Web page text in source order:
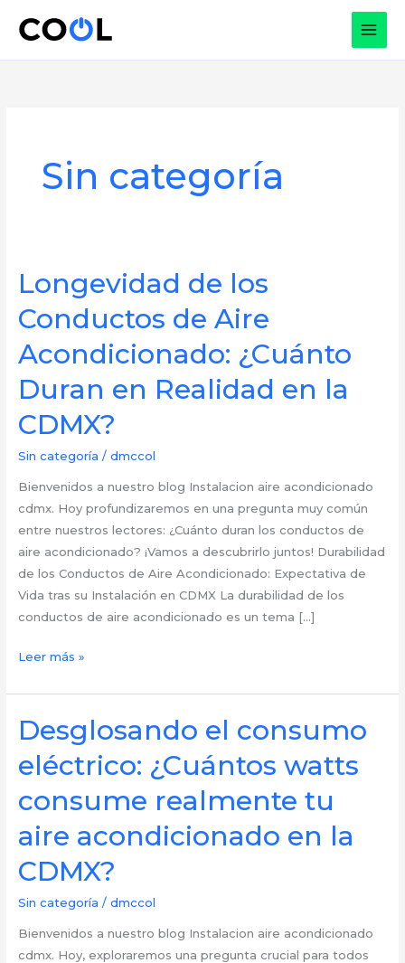
Sin categoría
Longevidad de los
Conductos de Aire
Acondicionado: ¿Cuánto
Duran en Realidad en la
CDMX?
Sin categoría /dmccol
Bienvenidos a nuestro blog Instalacion aire acondicionado
cdmx. Hoy profundizaremos en una pregunta muy común
entre nuestros lectores: ¿Cuánto duran los conductos de
aire acondicionado? ¡Vamos a descubrirlo juntos! Durabilidad
de los Conductos de Aire Acondicionado: Expectativa de
Vida tras su Instalación en CDMX La durabilidad de los
conductos de aire acondicionado es un tema […]
Longevidad
los
Conductos
de
Aire
¿Cuánto
Duran
en
Realidad
CDMX?
Leer más »
Desglosando el consumo
eléctrico: ¿Cuántos watts
consume realmente tu
aire acondicionado en la
CDMX?
Sin categoría /dmccol
Bienvenidos a nuestro blog Instalacion aire acondicionado
cdmx. Hoy, exploraremos una pregunta crucial para todos